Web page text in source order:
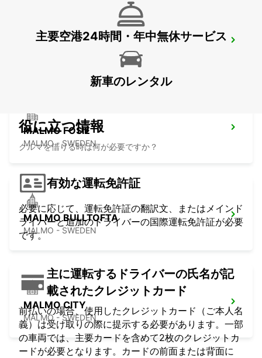
LUND
MALMO FOSIE
MALMO - SWEDEN
MALMO BULLTOFTA
MALMO - SWEDEN
MALMO CITY
MALMO - SWEDEN
主要空港24時間・年中無休サービス
新車のレンタル
役に立つ情報
クルマを借りる時は何が必要ですか？
有効な運転免許証
必要に応じて、運転免許証の翻訳文、またはメインド
ライバーと追加のドライバーの国際運転免許証が必要
です。
主に運転するドライバーの氏名が記
載されたクレジットカード
前払いの場合、使用したクレジットカード（ご本人名
義）は受け取りの際に提示する必要があります。一部
の車両では、主要カードを含めて2枚のクレジットカ
ードが必要となります。カードの前面または背面に